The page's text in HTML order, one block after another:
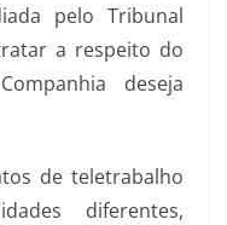
pelo Tribunal
a respeito do
deseja
de teletrabalho
diferentes,